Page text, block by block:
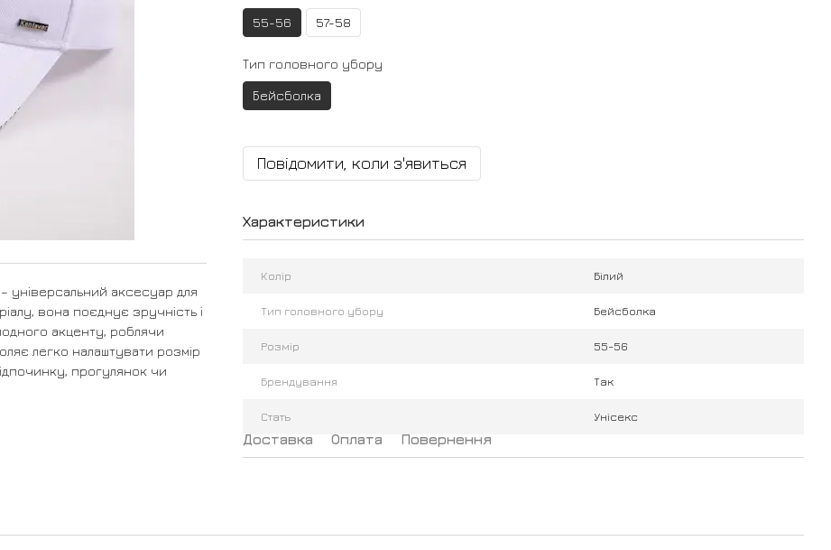
універсальний аксесуар для
вона поєднує зручність і
акценту, роблячи
легко налаштувати розмір
прогулянок чи
55-56 57-58
Тип головного убору
Бейсболка
Повідомити, коли з'явиться
Характеристики
Колір Білий
Тип головного убору Бейсболка
Розмір 55-56
Брендування Так
Стать Унісекс
Доставка Оплата Повернення